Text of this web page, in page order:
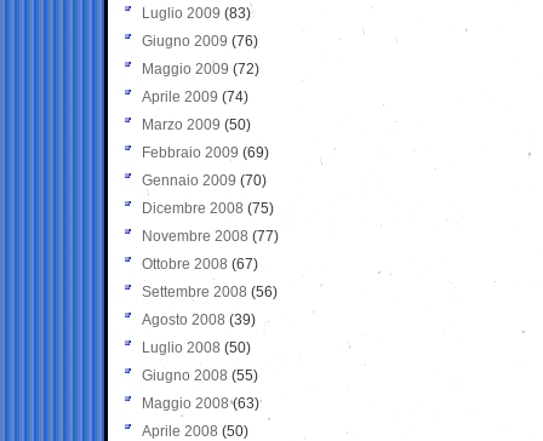
Luglio 2009 (83)
Giugno 2009 (76)
Maggio 2009 (72)
Aprile 2009 (74)
Marzo 2009 (50)
Febbraio 2009 (69)
Gennaio 2009 (70)
Dicembre 2008 (75)
Novembre 2008 (77)
Ottobre 2008 (67)
Settembre 2008 (56)
Agosto 2008 (39)
Luglio 2008 (50)
Giugno 2008 (55)
Maggio 2008(63)
Aprile 2008 (50)